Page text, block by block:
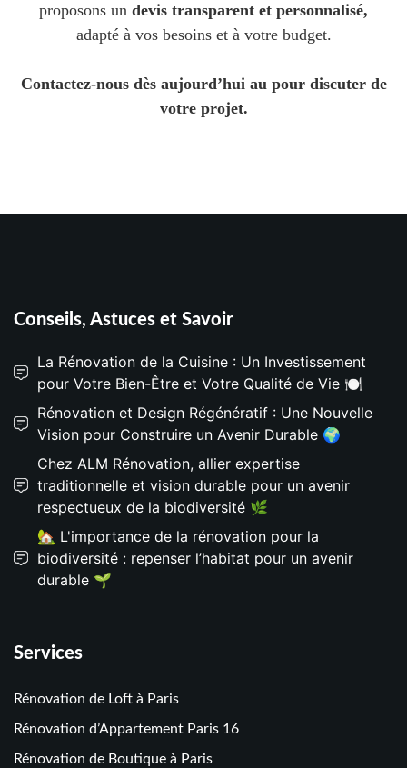
proposons un devis transparent et personnalisé,
adapté à vos besoins et à votre budget.
Contactez-nous dès aujourd’hui au pour discuter de
votre projet.
Conseils, Astuces et Savoir
La Rénovation de la Cuisine : Un Investissement
pour Votre Bien-Être et Votre Qualité de Vie 🍽️
Rénovation et Design Régénératif : Une Nouvelle
Vision pour Construire un Avenir Durable 🌍
Chez ALM Rénovation, allier expertise
traditionnelle et vision durable pour un avenir
respectueux de la biodiversité 🌿
🏡 L'importance de la rénovation pour la
biodiversité : repenser l’habitat pour un avenir
durable 🌱
Services
Rénovation de Loft à Paris
Rénovation d’Appartement Paris 16
Rénovation de Boutique à Paris